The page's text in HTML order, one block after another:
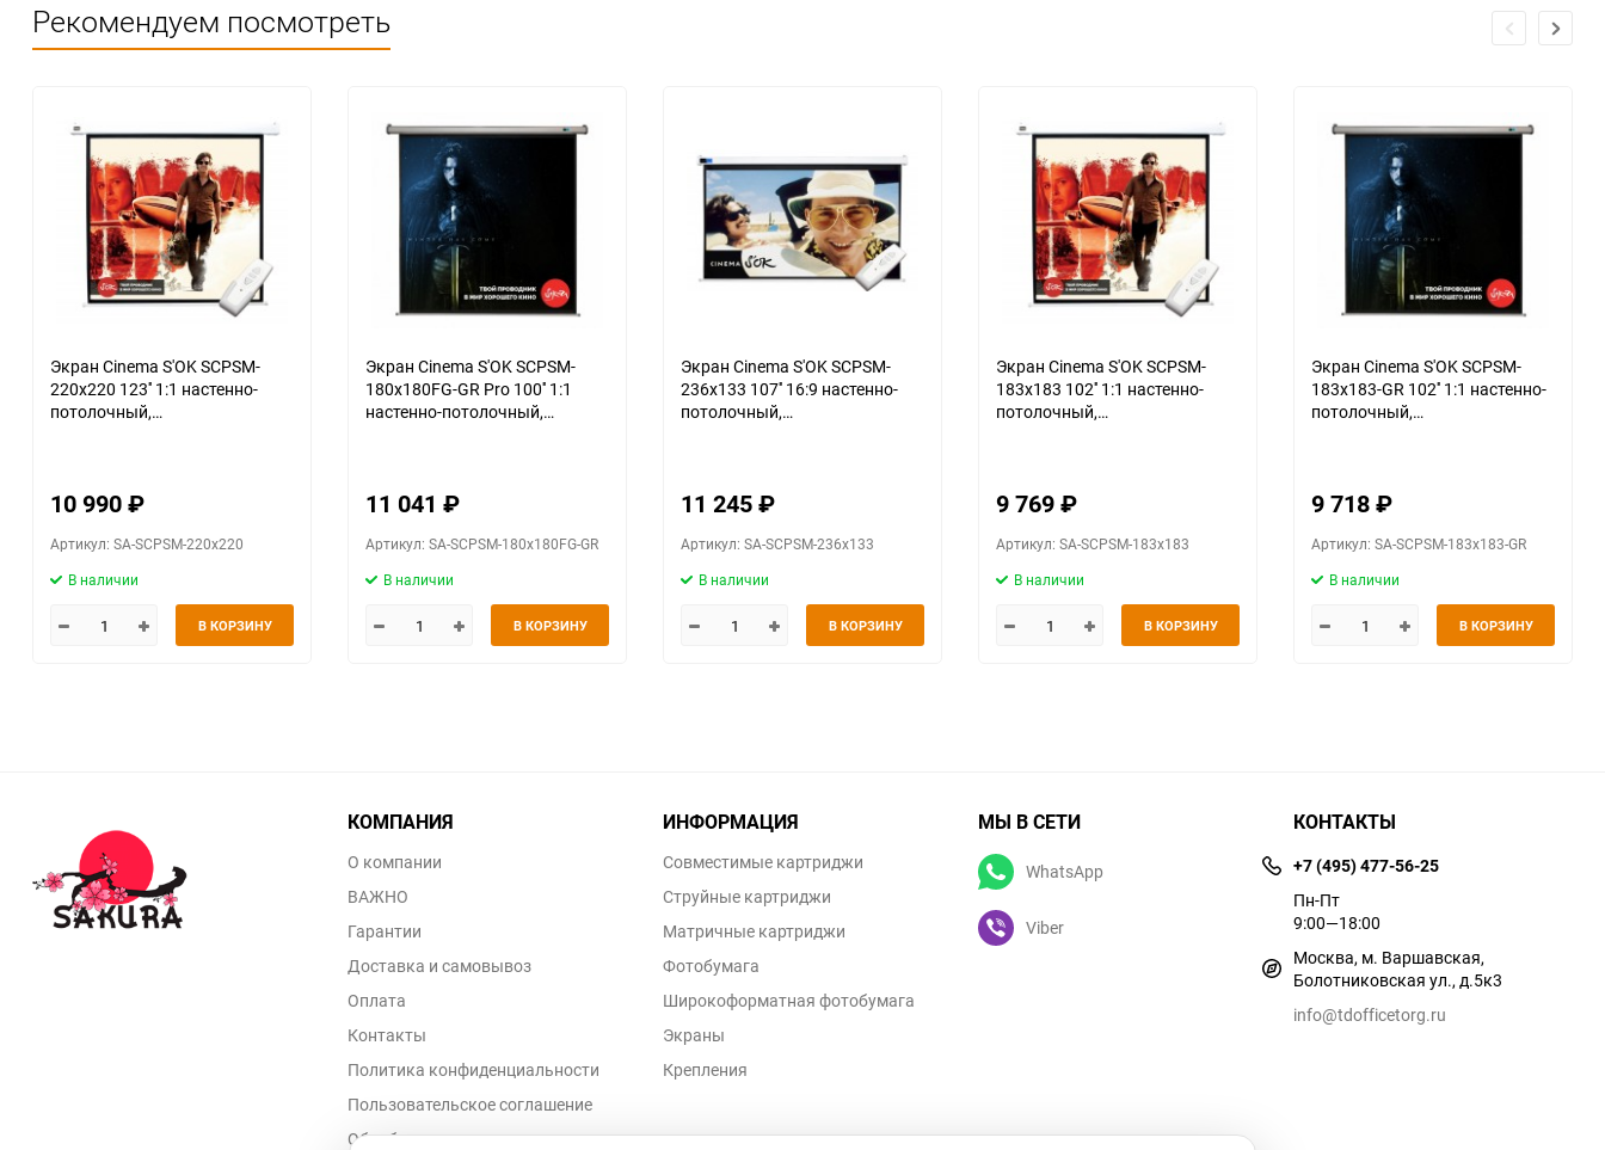
Рекомендуем посмотреть
Экран Cinema S'OK SCPSM-
220x220 123'' 1:1 настенно-
потолочный,
10 990₽
Артикул: SA-SCPSM-220x220
В наличии
В КОРЗИНУ
Экран Cinema S'OK SCPSM-
180x180FG-GR Pro 100'' 1:1
настенно-потолочный,
11 041 ₽
Артикул: SA-SCPSM-180x180FG-GR
В наличии
В КОРЗИНУ
Экран Cinema S'OK SCPSM-
236x133 107'' 16:9 настенно-
потолочный,
11 245₽
Артикул: SA-SCPSM-236x133
В наличии
В КОРЗИНУ
Экран Cinema S'OK SCPSM-
183x183 102'' 1:1 настенно-
потолочный,
9 769₽
Артикул: SA-SCPSM-183x183
В наличии
В КОРЗИНУ
Экран Cinema S'OK SCPSM-
183x183-GR 102'' 1:1 настенно-
потолочный,
9 718₽
Артикул: SA-SCPSM-183x183-GR
В наличии
В КОРЗИНУ
КОМПАНИЯ
О компании
ВАЖНО
Гарантии
Доставка и самовывоз
Оплата
Контакты
Политика конфиденциальности
Пользовательское соглашение
Обработка персональных данных
ИНФОРМАЦИЯ
Совместимые картриджи
Струйные картриджи
Матричные картриджи
Фотобумага
Широкоформатная фотобумага
Экраны
Крепления
МЫ В СЕТИ
WhatsApp
Viber
КОНТАКТЫ
+7 (495) 477-56-25
Пн-Пт
9:00—18:00
Москва, м. Варшавская,
Болотниковская ул., д.5к3
info@tdofficetorg.ru